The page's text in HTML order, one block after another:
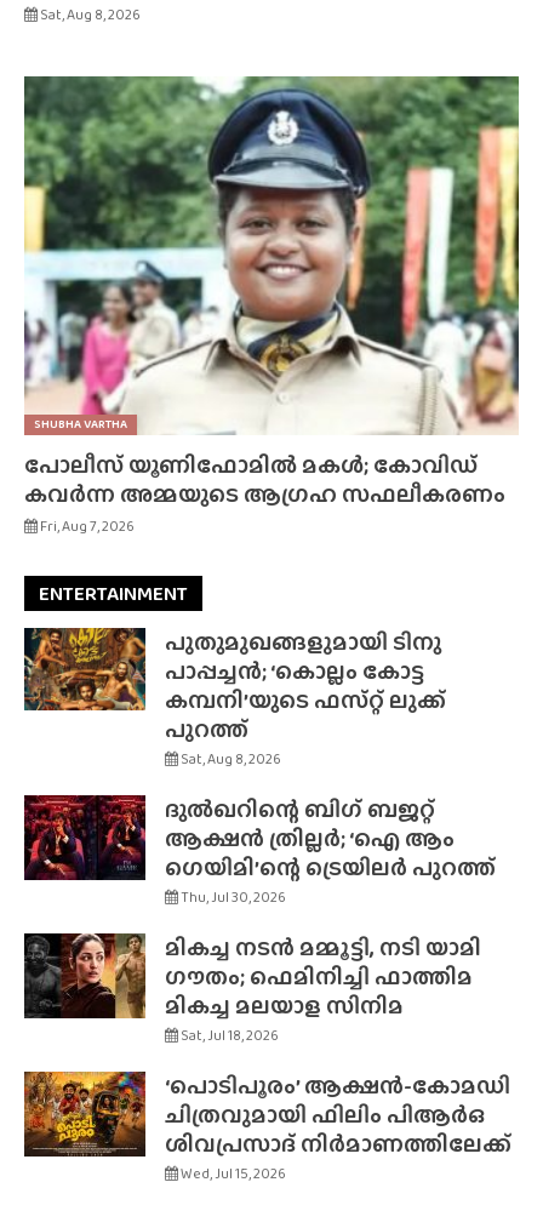
Sat, Aug 8, 2026
SHUBHA VARTHA
പോലീസ് യൂണിഫോമിൽ മകൾ; കോവിഡ്
കവർന്ന അമ്മയുടെ ആഗ്രഹ സഫലീകരണം
Fri, Aug 7, 2026
ENTERTAINMENT
പുതുമുഖങ്ങളുമായി ടിനു
പാപ്പച്ചൻ; ‘കൊല്ലം കോട്ട
കമ്പനി’യുടെ ഫസ്‌റ്റ് ലുക്ക്
പുറത്ത്
Sat, Aug 8, 2026
ദുൽഖറിന്റെ ബിഗ് ബജറ്റ്
ആക്ഷൻ ത്രില്ലർ; ‘ഐ ആം
ഗെയിമി’ന്റെ ട്രെയിലർ പുറത്ത്
Thu, Jul 30, 2026
മികച്ച നടൻ മമ്മൂട്ടി, നടി യാമി
ഗൗതം; ഫെമിനിച്ചി ഫാത്തിമ
മികച്ച മലയാള സിനിമ
Sat, Jul 18, 2026
‘പൊടിപൂരം’ ആക്ഷൻ-കോമഡി
ചിത്രവുമായി ഫിലിം പിആർഒ
ശിവപ്രസാദ് നിർമാണത്തിലേക്ക്
Wed, Jul 15, 2026